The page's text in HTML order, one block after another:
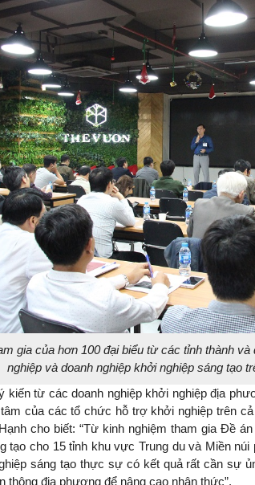
gia của hơn 100 đại biểu từ các tỉnh thành
nghiệp và doanh nghiệp khởi nghiệp sáng tạo
kiến từ các doanh nghiệp khởi nghiệp địa
của các tổ chức hỗ trợ khởi nghiệp trên
cho biết: “Từ kinh nghiệm tham gia Đề
tạo cho 15 tỉnh khu vực Trung du và Miền
sáng tạo thực sự có kết quả rất cần sự
thông địa phương để nâng cao nhận thức”.